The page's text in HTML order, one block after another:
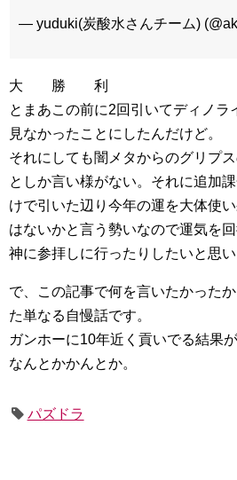
— yuduki(炭酸水さんチーム)
大 勝 利
とまあこの前に2回引いてディノラ
見なかったことにしたんだけど。
それにしても闇メタからのグリプ
としか言い様がない。それに追加
けで引いた辺り今年の運を大体使
はないかと言う勢いなので運気を
神に参拝しに行ったりしたいと思い
で、この記事で何を言いたかった
た単なる自慢話です。
ガンホーに10年近く貢いでる結果
なんとかかんとか。
パズドラ